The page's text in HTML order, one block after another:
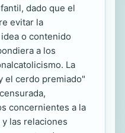
dado que el
evitar la
o contenido
a los
La
el cerdo premiado"
concernientes a la
las relaciones